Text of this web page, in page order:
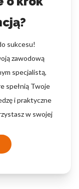
sukcesu!
zawodową
specjalistą,
spełnią Twoje
i praktyczne
w swojej